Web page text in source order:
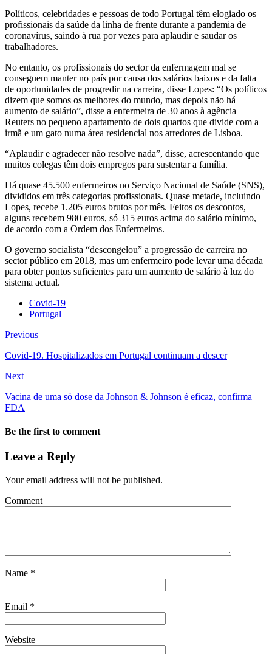
Políticos, celebridades e pessoas de todo Portugal têm elogiado os
profissionais da saúde da linha de frente durante a pandemia de
coronavírus, saindo à rua por vezes para aplaudir e saudar os
trabalhadores.
No entanto, os profissionais do sector da enfermagem mal se
conseguem manter no país por causa dos salários baixos e da falta
de oportunidades de progredir na carreira, disse Lopes: “Os políticos
dizem que somos os melhores do mundo, mas depois não há
aumento de salário”, disse a enfermeira de 30 anos à agência
Reuters no pequeno apartamento de dois quartos que divide com a
irmã e um gato numa área residencial nos arredores de Lisboa.
“Aplaudir e agradecer não resolve nada”, disse, acrescentando que
muitos colegas têm dois empregos para sustentar a família.
Há quase 45.500 enfermeiros no Serviço Nacional de Saúde (SNS),
divididos em três categorias profissionais. Quase metade, incluindo
Lopes, recebe 1.205 euros brutos por mês. Feitos os descontos,
alguns recebem 980 euros, só 315 euros acima do salário mínimo,
de acordo com a Ordem dos Enfermeiros.
O governo socialista “descongelou” a progressão de carreira no
sector público em 2018, mas um enfermeiro pode levar uma década
para obter pontos suficientes para um aumento de salário à luz do
sistema actual.
Covid-19
Portugal
Previous
Covid-19. Hospitalizados em Portugal continuam a descer
Next
Vacina de uma só dose da Johnson & Johnson é eficaz, confirma
FDA
Be the first to comment
Leave a Reply
Your email address will not be published.
Comment
Name *
Email *
Website